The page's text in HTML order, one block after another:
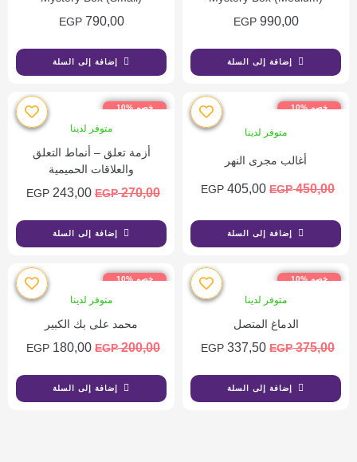
990,00
EGP
إضافة إلى السلة
790,00
EGP
إضافة إلى السلة
خصم %10
متوفر لدينا
أغالب مجرى النهر
450,00
EGP
405,00
EGP
إضافة إلى السلة
خصم %10
متوفر لدينا
أزمة تعلق – أنماط التعلق
والعلاقات الحميمية
270,00
EGP
243,00
EGP
إضافة إلى السلة
خصم %10
متوفر لدينا
الدماغ المتصل
375,00
EGP
337,50
EGP
إضافة إلى السلة
خصم %10
متوفر لدينا
محمد على بك الكبير
200,00
EGP
180,00
EGP
إضافة إلى السلة